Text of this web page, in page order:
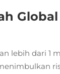
lebih dari 1